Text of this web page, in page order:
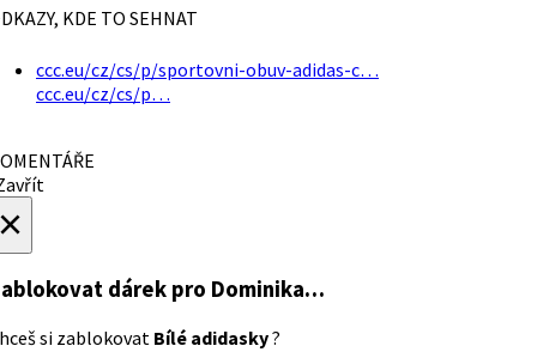
KDE TO SEHNAT
ccc.eu/cz/cs/p/sportovni-obuv-adidas-c…
ccc.eu/cz/cs/p…
dárek pro Dominika…
si zablokovat Bílé adidasky?